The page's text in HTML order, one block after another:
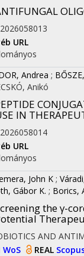
URL
Andrea ;
Anikó
IN
URL
John K ;
Gábor K. ; Borics,
the γ-
AND
WoS REAL